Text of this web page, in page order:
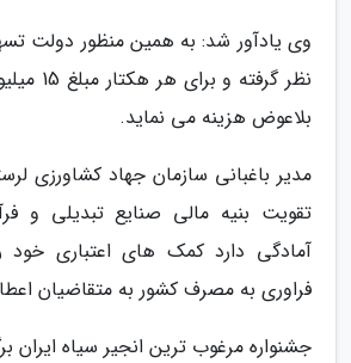
وی یادآور شد: به همین منظور دولت
نظر
بلاعوض هزینه می نماید.
مدیر باغبانی سازمان جهاد کشاورزی
تقویت بنیه مالی صنایع تبدیلی و
آمادگی دارد کمک های اعتباری خود
فراوری به مصرف کشور به متقاضیان
جشنواره مرغوب ترین انجیر سیاه ایران